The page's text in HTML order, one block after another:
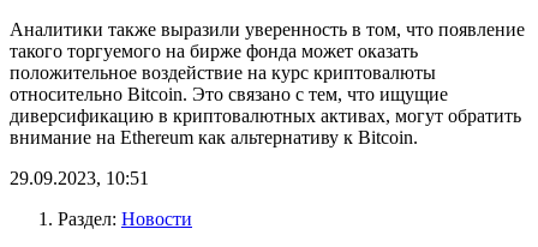
Аналитики также выразили уверенность в том, что появление
такого торгуемого на бирже фонда может оказать
положительное воздействие на курс криптовалюты
относительно Bitcoin. Это связано с тем, что ищущие
диверсификацию в криптовалютных активах, могут обратить
внимание на Ethereum как альтернативу к Bitcoin.
29.09.2023, 10:51
Раздел: Новости